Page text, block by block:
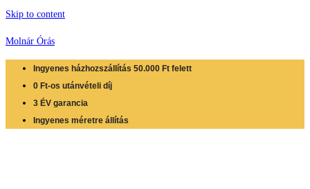
Skip to content
Molnár Órás
Ingyenes házhozszállítás 50.000 Ft felett
0 Ft-os utánvételi díj
3 ÉV garancia
Ingyenes méretre állítás